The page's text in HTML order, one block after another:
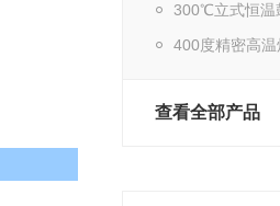
300℃立式恒温
400度精密高温
查看全部产品